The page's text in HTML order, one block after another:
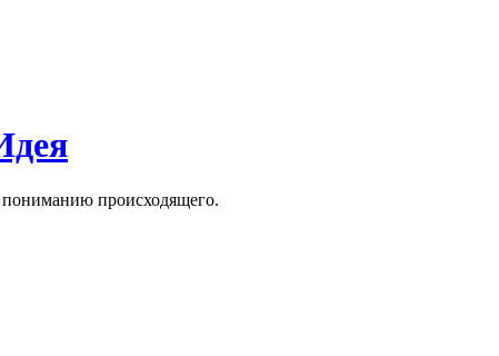
происходящего.